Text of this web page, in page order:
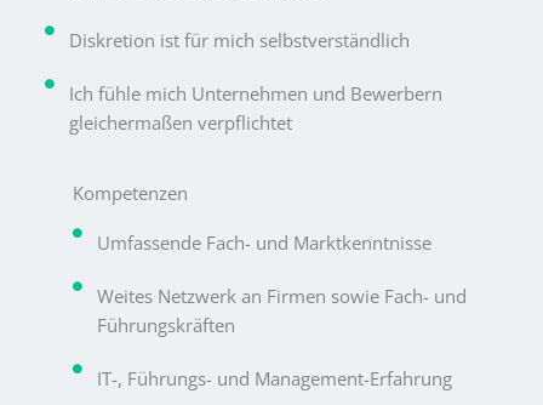
Diskretion ist für mich selbstverständlich
Ich fühle mich Unternehmen und Bewerbern
gleichermaßen verpflichtet
Kompetenzen
Umfassende Fach- und Marktkenntnisse
Weites Netzwerk an Firmen sowie Fach- und
Führungskräften
IT-, Führungs- und Management-Erfahrung